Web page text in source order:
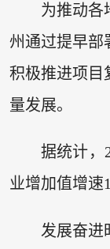
为推动各
州通过提早部
积极推进项目
量发展。
据统计，
业增加值增速
发展奋进